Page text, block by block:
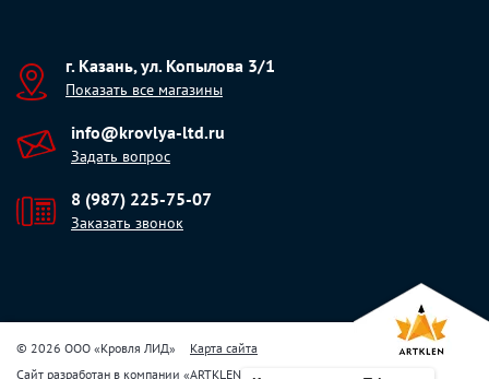
г. Казань, ул. Копылова 3/1
Показать все магазины
info@krovlya-ltd.ru
Задать вопрос
8 (987) 225-75-07
Заказать звонок
© 2026 ООО «Кровля ЛИД»
Карта сайта
Сайт разработан в компании «ARTKLEN